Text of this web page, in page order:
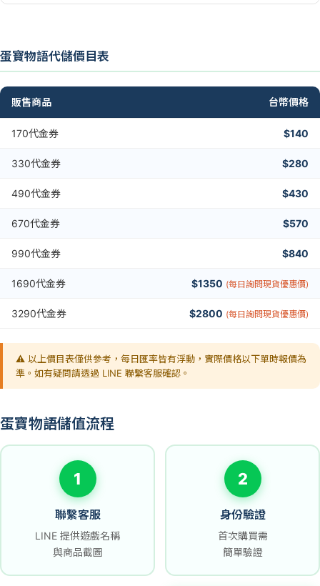
蛋寶物語代儲價目表
販售商品 台幣價格
170代金券 $140
330代金券 $280
490代金券 $430
670代金券 $570
990代金券 $840
1690代金券 $1350 (每日詢問現貨優惠價)
3290代金券 $2800 (每日詢問現貨優惠價)
⚠️ 以上價目表僅供參考，每日匯率皆有浮動，實際價格以下單時報價為
準。如有疑問請透過 LINE 聯繫客服確認。
蛋寶物語儲值流程
1
聯繫客服
LINE 提供遊戲名稱
與商品截圖
2
身份驗證
首次購買需
簡單驗證